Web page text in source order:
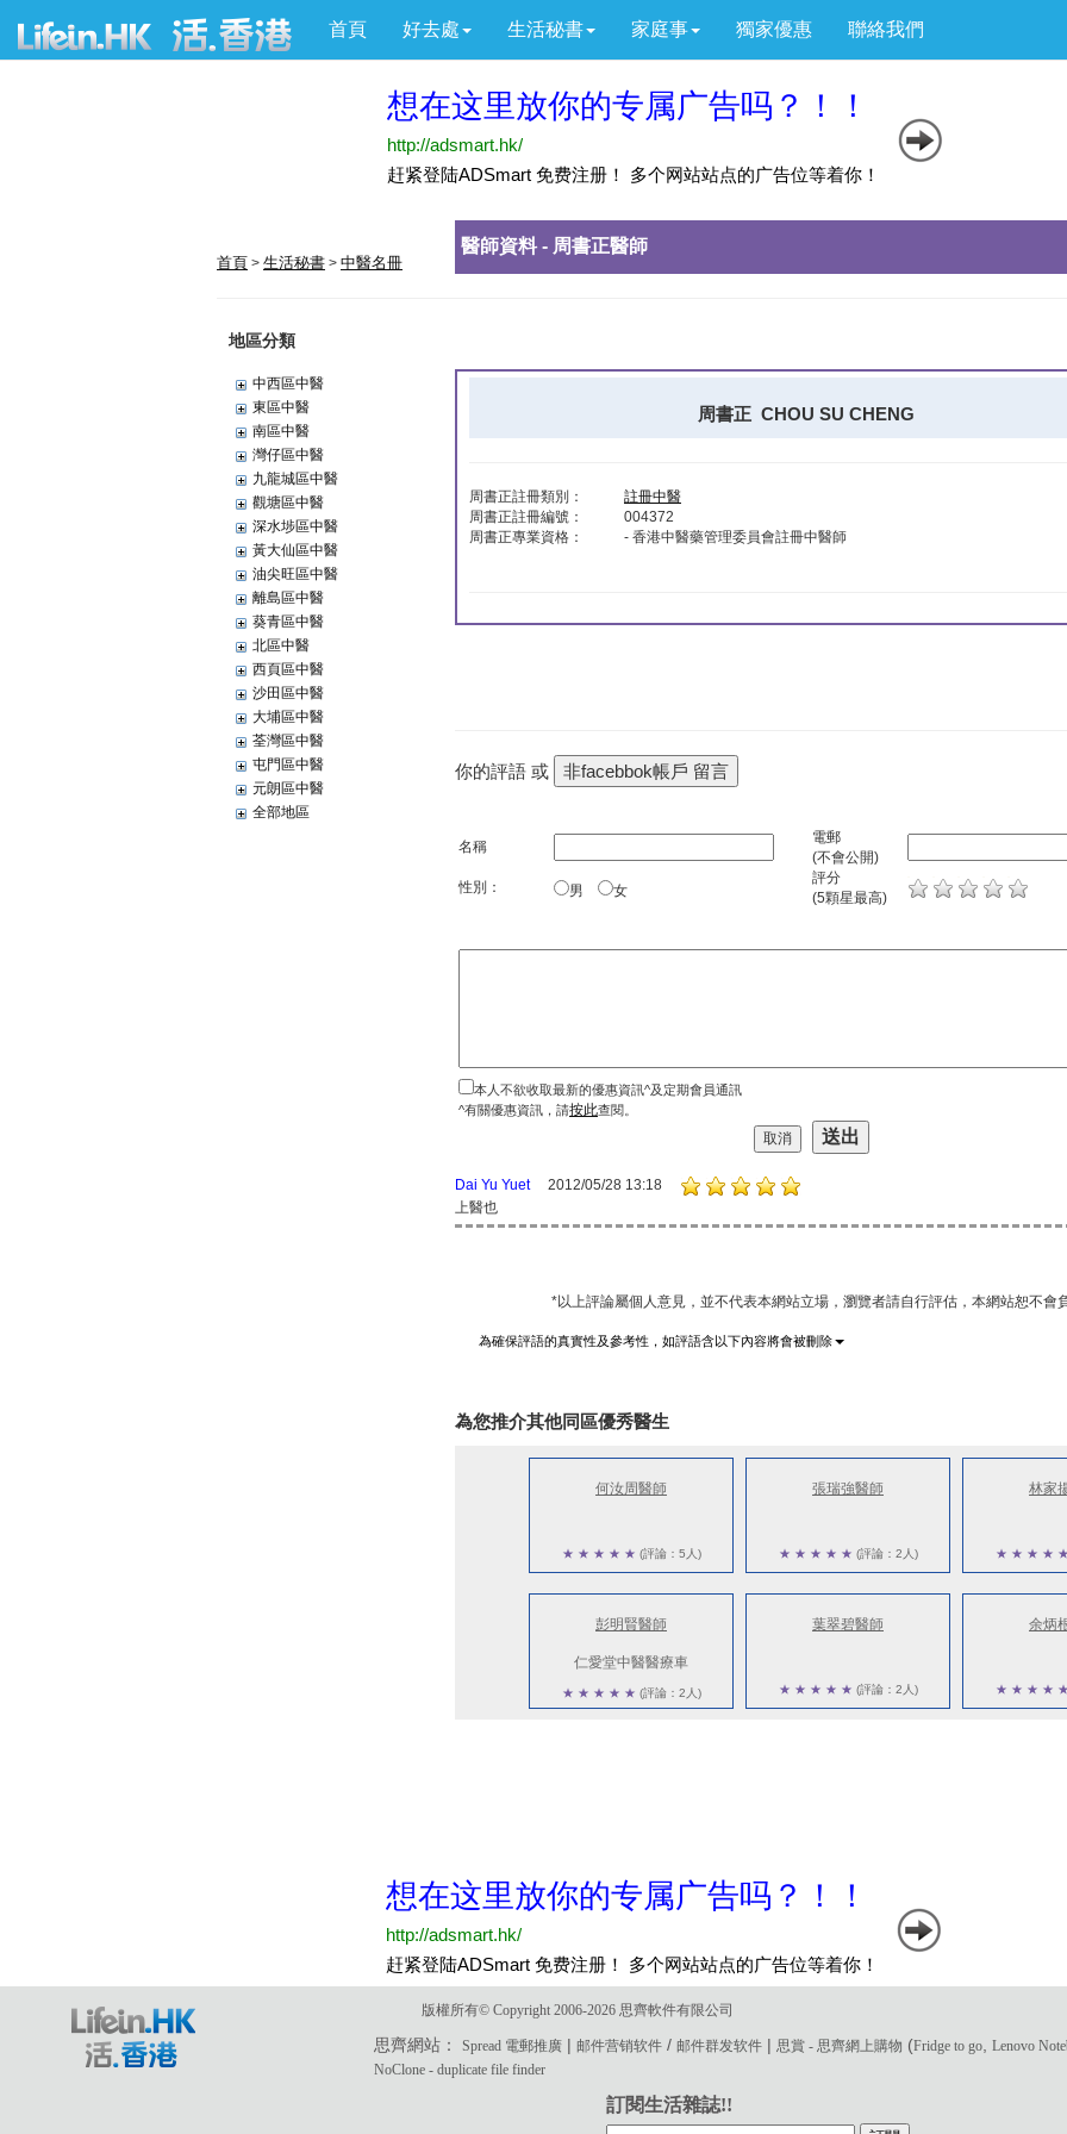
首頁 好去處 生活秘書 家庭事 獨家優惠 聯絡我們
首頁 > 生活秘書 > 中醫名冊
地區分類
中西區中醫
東區中醫
南區中醫
灣仔區中醫
九龍城區中醫
觀塘區中醫
深水埗區中醫
黃大仙區中醫
油尖旺區中醫
離島區中醫
葵青區中醫
北區中醫
西頁區中醫
沙田區中醫
大埔區中醫
荃灣區中醫
屯門區中醫
元朗區中醫
全部地區
醫師資料 - 周書正醫師
周書正 CHOU SU CHENG
周書正註冊類別：
註冊中醫
周書正註冊編號：
004372
周書正專業資格：
- 香港中醫藥管理委員會註冊中醫師
你的評語 或
名稱
電郵
(不會公開)
性別：
男 女
評分
(5顆星最高)
本人不欲收取最新的優惠資訊^及定期會員通訊
^有關優惠資訊，請按此查閱。
Dai Yu Yuet
2012/05/28 13:18
上醫也
*以上評論屬個人意見，並不代表本網站立場，瀏覽者請自行評估，本網站恕不會
為確保評語的真實性及參考性，如評語含以下內容將會被刪除
為您推介其他同區優秀醫生
何汝周醫師
★ ★ ★ ★ ★ (評論：5人)
張瑞強醫師
★ ★ ★ ★ ★ (評論：2人)
林家
★ ★ ★ ★ ★
彭明賢醫師
仁愛堂中醫醫療車
★ ★ ★ ★ ★ (評論：2人)
葉翠碧醫師
★ ★ ★ ★ ★ (評論：2人)
余炳
★ ★ ★ ★ ★
版權所有© Copyright 2006-2026 思齊軟件有限公司
思齊網站：Spread 電郵推廣 |邮件营销软件 /邮件群发软件 | 思賞 - 思齊網上購物 (Fridge to go ,Lenovo
NoClone - duplicate file finder